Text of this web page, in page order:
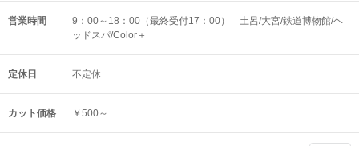
営業時間
9：00～18：00（最終受付17：00） 土呂/大宮/鉄道博物館/ヘ
ッドスパ/Color＋
定休日 不定休
カット価格 ￥500～